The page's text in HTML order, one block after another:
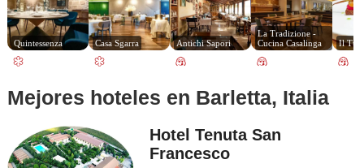
Quintessenza Casa Sgarra Antichi Sapori
La Tradizione -
Cucina Casalinga
Il
Mejores hoteles en Barletta, Italia
Hotel Tenuta San
Francesco